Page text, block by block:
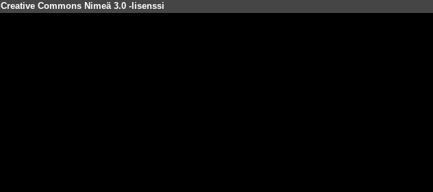
Creative Commons Nimeä 3.0 -lisenssi